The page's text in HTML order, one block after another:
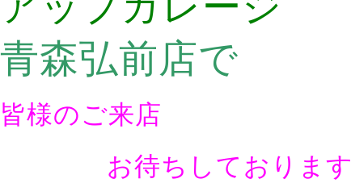
青森弘前店で
皆様のご来店
お待ちしております